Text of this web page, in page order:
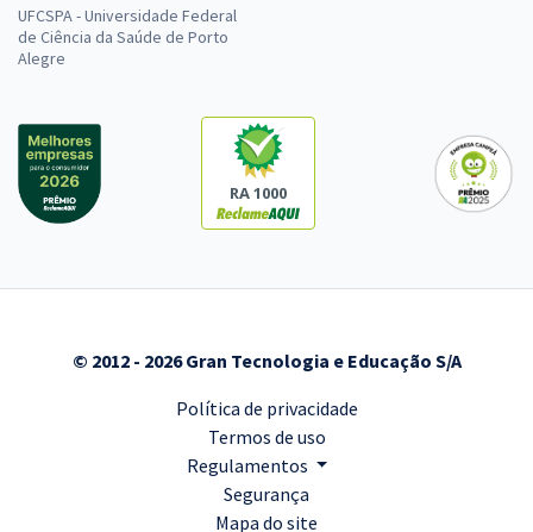
UFCSPA - Universidade Federal
de Ciência da Saúde de Porto
Alegre
RA 1000
© 2012 - 2026 Gran Tecnologia e Educação S/A
Política de privacidade
Termos de uso
Regulamentos
Segurança
Mapa do site